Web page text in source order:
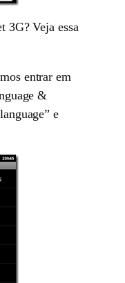
3G? Veja essa
entrar em
&
e